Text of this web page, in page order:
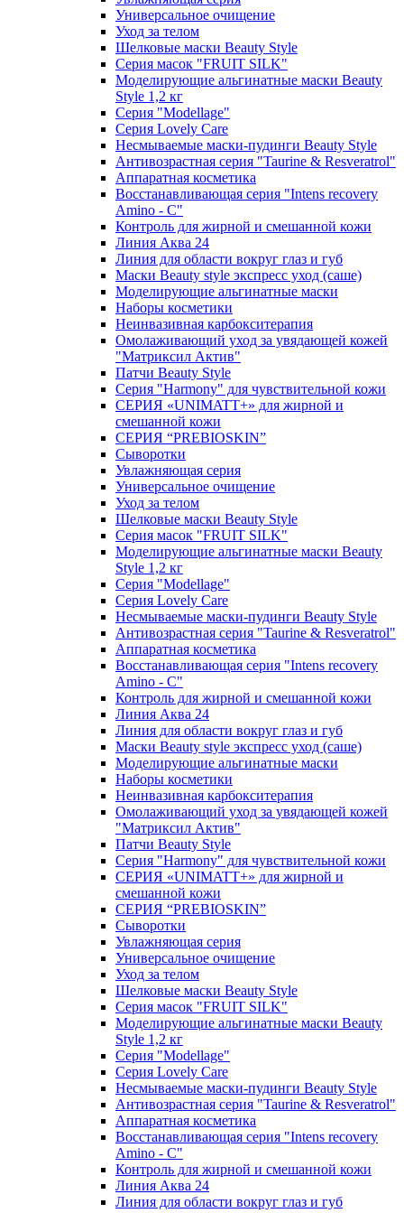
Универсальное очищение
Уход за телом
Шелковые маски Beauty Style
Серия масок "FRUIT SILK"
Моделирующие альгинатные маски Beauty
Style 1,2 кг
Серия "Modellage"
Cерия Lovely Care
Несмываемые маски-пудинги Beauty Style
Антивозрастная серия "Taurine & Resveratrol"
Аппаратная косметика
Восстанавливающая серия "Intens recovery
Amino - C"
Контроль для жирной и смешанной кожи
Линия Аква 24
Линия для области вокруг глаз и губ
Маски Beauty style экспресс уход (саше)
Моделирующие альгинатные маски
Наборы косметики
Неинвазивная карбокситерапия
Омолаживающий уход за увядающей кожей
"Матриксил Актив"
Патчи Beauty Style
Серия "Harmony" для чувствительной кожи
СЕРИЯ «UNIMATT+» для жирной и
смешанной кожи
СЕРИЯ “PREBIOSKIN”
Сыворотки
Увлажняющая серия
Универсальное очищение
Уход за телом
Шелковые маски Beauty Style
Серия масок "FRUIT SILK"
Моделирующие альгинатные маски Beauty
Style 1,2 кг
Серия "Modellage"
Cерия Lovely Care
Несмываемые маски-пудинги Beauty Style
Антивозрастная серия "Taurine & Resveratrol"
Аппаратная косметика
Восстанавливающая серия "Intens recovery
Amino - C"
Контроль для жирной и смешанной кожи
Линия Аква 24
Линия для области вокруг глаз и губ
Маски Beauty style экспресс уход (саше)
Моделирующие альгинатные маски
Наборы косметики
Неинвазивная карбокситерапия
Омолаживающий уход за увядающей кожей
"Матриксил Актив"
Патчи Beauty Style
Серия "Harmony" для чувствительной кожи
СЕРИЯ «UNIMATT+» для жирной и
смешанной кожи
СЕРИЯ “PREBIOSKIN”
Сыворотки
Увлажняющая серия
Универсальное очищение
Уход за телом
Шелковые маски Beauty Style
Серия масок "FRUIT SILK"
Моделирующие альгинатные маски Beauty
Style 1,2 кг
Серия "Modellage"
Cерия Lovely Care
Несмываемые маски-пудинги Beauty Style
Антивозрастная серия "Taurine & Resveratrol"
Аппаратная косметика
Восстанавливающая серия "Intens recovery
Amino - C"
Контроль для жирной и смешанной кожи
Линия Аква 24
Линия для области вокруг глаз и губ